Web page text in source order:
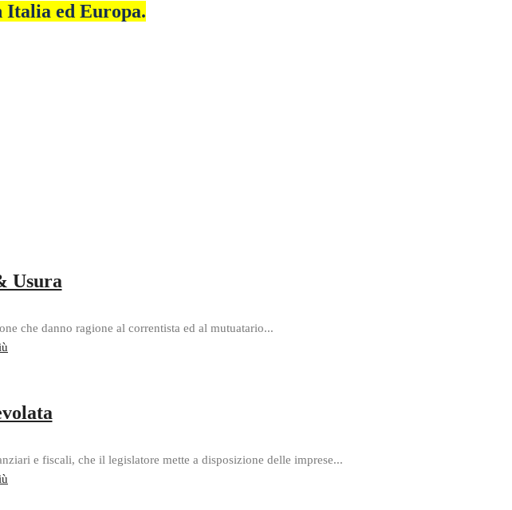
Italia ed Europa.
Usura
che danno ragione al correntista ed al mutuatario...
e fiscali, che il legislatore mette a disposizione delle imprese...